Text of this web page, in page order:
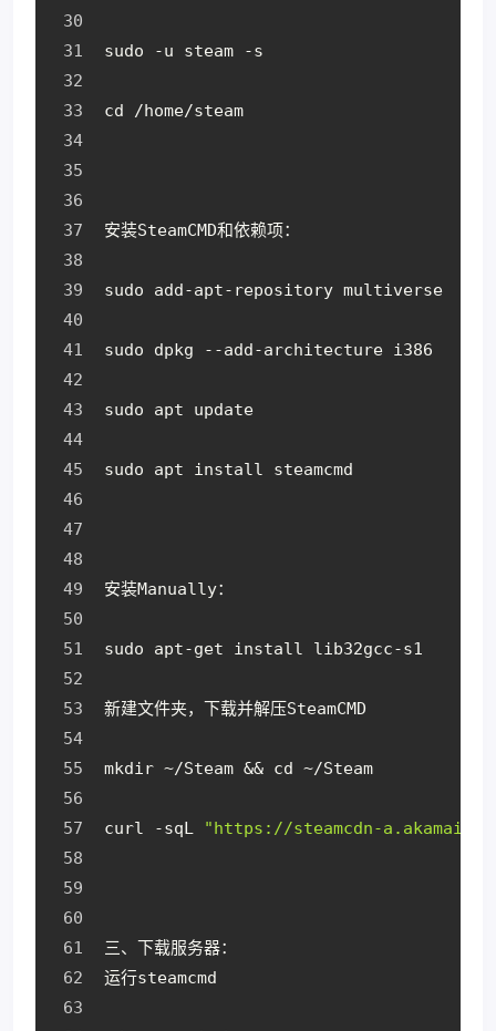
sudo -u steam -s
cd /home/steam
安装SteamCMD和依赖项：
sudo add-apt-repository multiverse
sudo dpkg --add-architecture i386
sudo apt update
sudo apt install steamcmd
安装Manually：
sudo apt-get install lib32gcc-s1
新建文件夹，下载并解压SteamCMD
mkdir ~/Steam && cd ~/Steam
curl -sqL "https://steamcdn-
三、下载服务器：
运行steamcmd